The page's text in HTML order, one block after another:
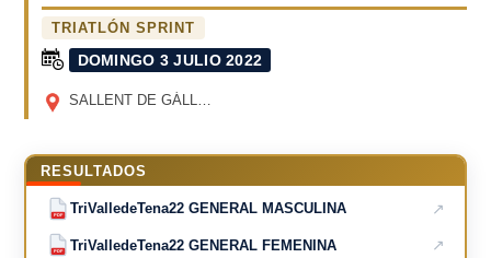
TRIATLÓN SPRINT
DOMINGO 3 JULIO 2022
RESULTADOS
PDF TriValledeTena22 GENERAL MASCULINA ↗
PDF TriValledeTena22 GENERAL FEMENINA ↗